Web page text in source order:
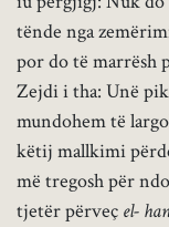
tënde nga
por do të marrësh
Zejdi i tha: Unë
mundohem të
këtij mallkimi
më tregosh për
tjetër përveç el-